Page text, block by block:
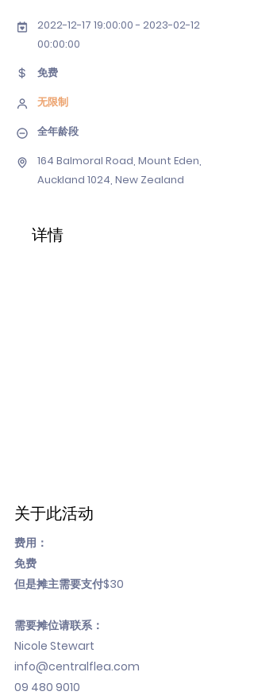
2022-12-17 19:00:00 - 2023-02-12
00:00:00
免费
无限制
全年龄段
164 Balmoral Road, Mount Eden,
Auckland 1024, New Zealand
详情
关于此活动
费用：
免费
但是摊主需要支付$30
需要摊位请联系：
Nicole Stewart
info@centralflea.com
09 480 9010